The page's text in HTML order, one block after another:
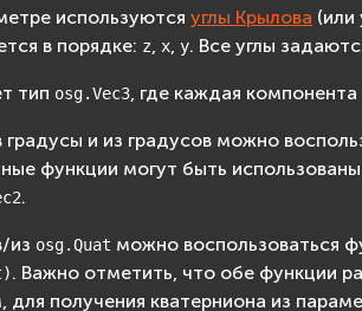
используются углы Крылова (или
в порядке: z, x, y. Все углы
тип osg.Vec3, где каждая
градусы и из градусов можно
функции могут быть
.
из osg.Quat можно воспользоваться
. Важно отметить, что обе функции
для получения кватерниона из